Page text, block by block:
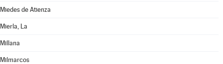
Miedes de Atienza
Mierla, La
Millana
Milmarcos